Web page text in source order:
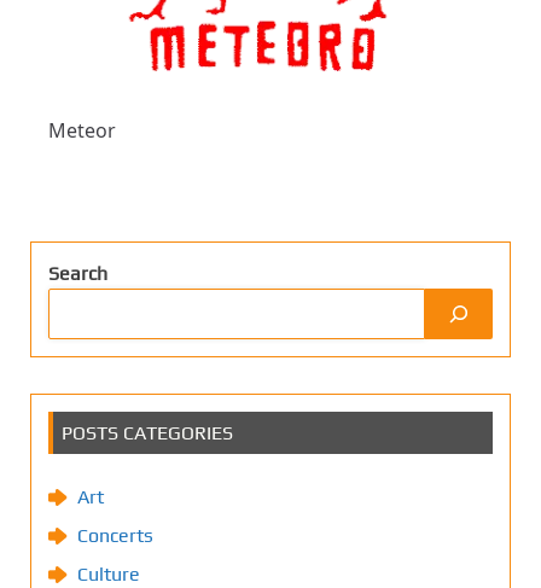
Meteor
Search
POSTS CATEGORIES
Art
Concerts
Culture